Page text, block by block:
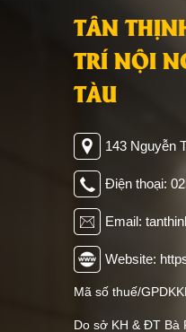
TÂN
TRÍ NỘI
TÀU
143 Nguyễn
Điện thoại:
Email:
Website:
Mã số thuế/
Do sở KH & ĐT Bà